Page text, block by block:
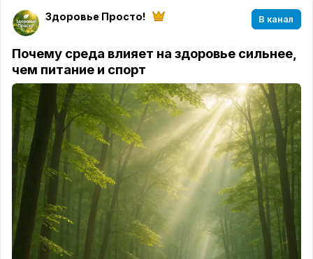
Здоровье Просто! В канал
Почему среда влияет на здоровье сильнее,
чем питание и спорт